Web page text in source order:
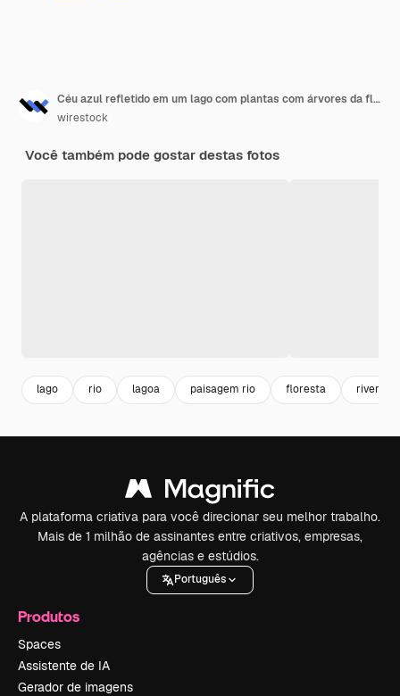
Céu azul refletido em um lago com plantas com árvores da floresta
wirestock
Você também pode gostar destas fotos
lago rio lagoa paisagem rio floresta river
A plataforma criativa para você direcionar seu melhor trabalho.
Mais de 1 milhão de assinantes entre criativos, empresas,
agências e estúdios.
Português
Produtos
Spaces
Assistente de IA
Gerador de imagens